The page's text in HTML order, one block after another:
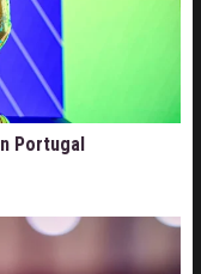
Portugal